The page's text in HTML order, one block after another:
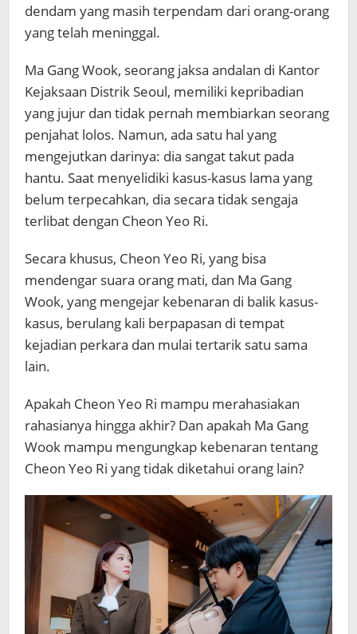
dendam yang masih terpendam dari orang-orang
yang telah meninggal.
Ma Gang Wook, seorang jaksa andalan di Kantor
Kejaksaan Distrik Seoul, memiliki kepribadian
yang jujur ​​dan tidak pernah membiarkan seorang
penjahat lolos. Namun, ada satu hal yang
mengejutkan darinya: dia sangat takut pada
hantu. Saat menyelidiki kasus-kasus lama yang
belum terpecahkan, dia secara tidak sengaja
terlibat dengan Cheon Yeo Ri.
Secara khusus, Cheon Yeo Ri, yang bisa
mendengar suara orang mati, dan Ma Gang
Wook, yang mengejar kebenaran di balik kasus-
kasus, berulang kali berpapasan di tempat
kejadian perkara dan mulai tertarik satu sama
lain.
Apakah Cheon Yeo Ri mampu merahasiakan
rahasianya hingga akhir? Dan apakah Ma Gang
Wook mampu mengungkap kebenaran tentang
Cheon Yeo Ri yang tidak diketahui orang lain?